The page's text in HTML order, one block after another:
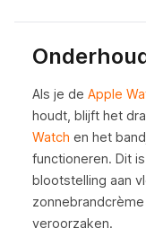
Als je de Apple
houdt, blijft het
Watch en het
functioneren. Dit
blootstelling aan
veroorzaken.